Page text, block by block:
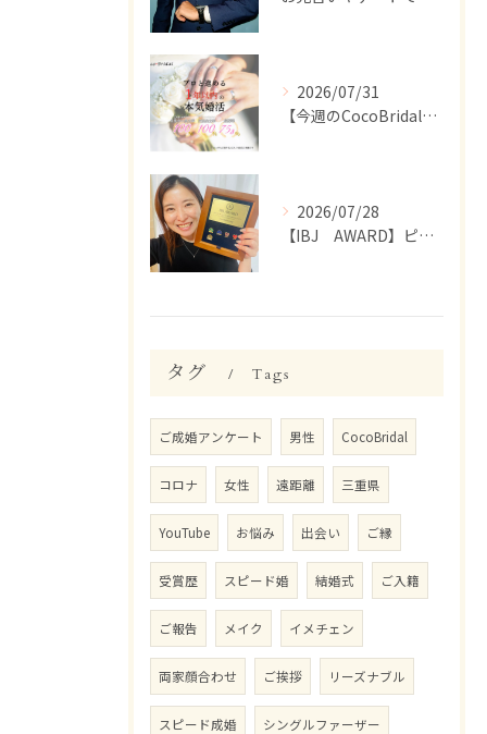
2026/07/31
【今週のCocoBridal】7/27〜7/31 会員様 活動報告✨
2026/07/28
【IBJ AWARD】ピンバッジが届きました☺️
タグ Tags
ご成婚アンケート 男性 CocoBridal
コロナ 女性 遠距離 三重県
YouTube お悩み 出会い ご縁
受賞歴 スピード婚 結婚式 ご入籍
ご報告 メイク イメチェン
両家顔合わせ ご挨拶 リーズナブル
スピード成婚 シングルファーザー